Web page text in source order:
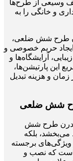
طیف وسیعی از طرح‌ها
و خانگی را به
طرح شش ضلعی،
ایجاد حریم خصوصی و
آرایشگاه‌ها و
این پارتیشن‌ها،
و هزینه تبدیل
شش ضلعی
مدرن طرح شش
بلکه
ویژگی‌های برجسته
است که نصب و